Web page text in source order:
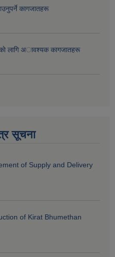
कागजातहरू
लागि अावश्यक कागजातहरू
सूचना
of Supply and Delivery
of Kirat Bhumethan